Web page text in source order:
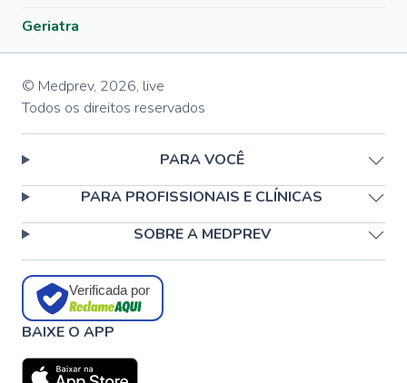
Geriatra
© Medprev, 2026, live
Todos os direitos reservados
PARA VOCÊ
PARA PROFISSIONAIS E CLÍNICAS
SOBRE A MEDPREV
Verificada por
BAIXE O APP